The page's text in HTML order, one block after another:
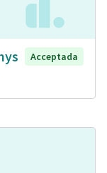
Acceptada